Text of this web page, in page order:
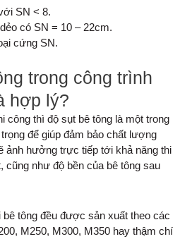
SN < 8.
có SN = 10 – 22cm.
cứng SN.
trong công trình
hợp lý?
công thì độ sụt bê tông là một trong
để giúp đảm bảo chất lượng
ảnh hưởng trực tiếp tới khả năng thi
cũng như độ bền của bê tông sau
bê tông đều được sản xuất theo các
M250, M300, M350 hay thậm chí